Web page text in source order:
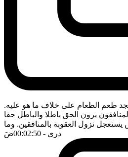
طعم الطعام على خلاف ما هو عليه.
يرون الحق باطلا والباطل حقا
نزول العقوبة بالمنافقين. وما
درى - 00:02:50 ضَ